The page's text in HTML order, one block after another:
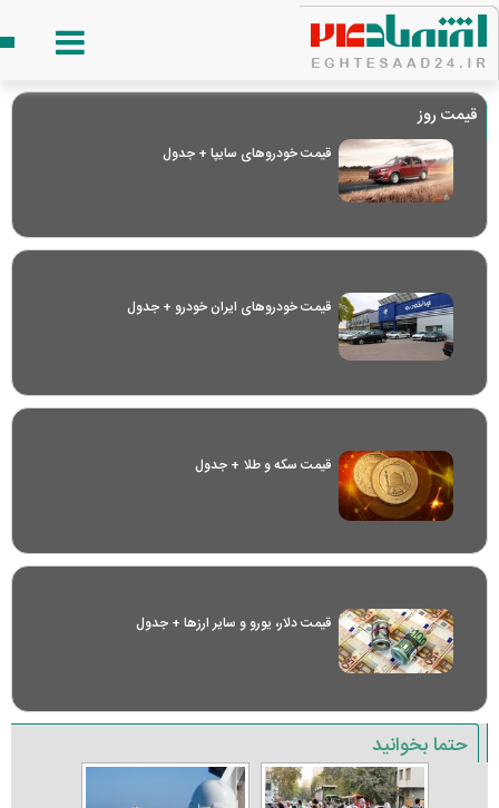
قیمت روز
قیمت خودرو‌های سایپا + جدول
قیمت خودرو‌های ایران خودرو + جدول
قیمت سکه و طلا + جدول
قیمت دلار، یورو و سایر ارز‌ها + جدول
حتما بخوانید